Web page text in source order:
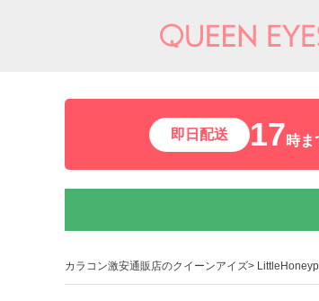
即日配送 17時ま
カラコン激安通販店のクイーンアイズ